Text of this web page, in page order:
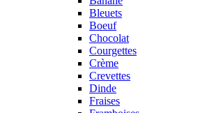
Bleuets
Boeuf
Chocolat
Courgettes
Crème
Crevettes
Dinde
Fraises